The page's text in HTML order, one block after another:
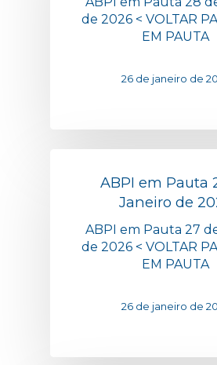
de 2026 < VOLTAR
EM PAUTA
26 de janeiro de
ABPI em Pauta
Janeiro de
ABPI em Pauta 27
de 2026 < VOLTAR
EM PAUTA
26 de janeiro de